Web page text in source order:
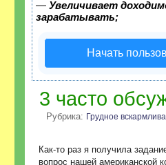
— Увеличивает
зарабатывать;
Начать
3 часто
Рубрика: Грудное
Как-то раз я получила
вопрос нашей американской